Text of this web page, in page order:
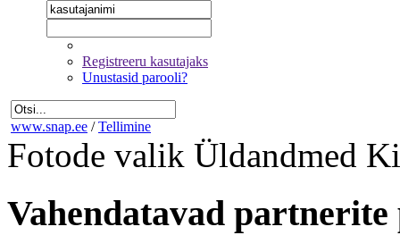
Registreeru kasutajaks
Unustasid parooli?
www.snap.ee / Tellimine
Fotode valik Üldandmed
Vahendatavad